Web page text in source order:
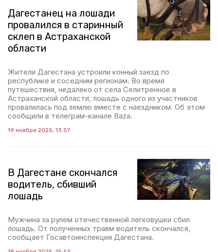
Дагестанец на лошади
провалился в старинный
склеп в Астраханской
области
Жители Дагестана устроили конный заезд по
республике и соседним регионам. Во время
путешествия, недалеко от села Селитренное в
Астраханской области, лошадь одного из участников
провалилась под землю вместе с наездником. Об этом
сообщили в телеграм-канале Baza.
19 ноября 2025, 13:57
В Дагестане скончался
водитель, сбивший
лошадь
Мужчина за рулём отечественной легковушки сбил
лошадь. От полученных травм водитель скончался,
сообщает Госавтоинспекция Дагестана.